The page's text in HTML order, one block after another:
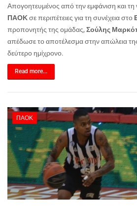
Απογοητευμένος από την εμφάνιση και τη
ΠΑΟΚσε περιπέτειες για τη συνέχεια στο
προπονητής της ομάδας, Σούλης
απέδωσε το αποτέλεσμα στην απώλεια
δεύτερο ημίχρονο.
Read more...
ΠΑΟΚ